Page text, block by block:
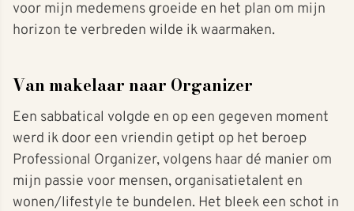
voor mijn medemens groeide en het plan om mijn
horizon te verbreden wilde ik waarmaken.
Van makelaar naar Organizer
Een sabbatical volgde en op een gegeven moment
werd ik door een vriendin getipt op het beroep
Professional Organizer, volgens haar dé manier om
mijn passie voor mensen, organisatietalent en
wonen/lifestyle te bundelen. Het bleek een schot in